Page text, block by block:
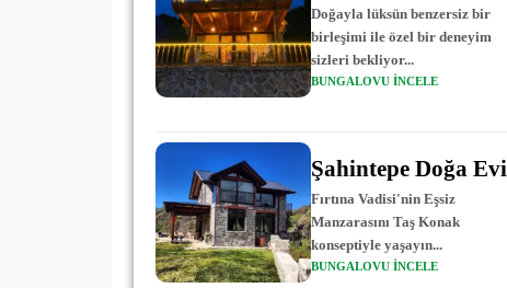
Doğayla lüksün benzersiz bir
birleşimi ile özel bir deneyim
sizleri bekliyor...
BUNGALOVU INCELE
Şahintepe Doğa Evi
Fırtına Vadisi'nin Eşsiz
Manzarasını Taş Konak
konseptiyle yaşayın...
BUNGALOVU INCELE